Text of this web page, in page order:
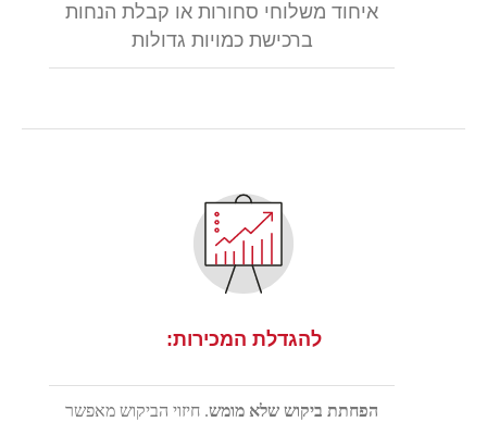
איחוד משלוחי סחורות או קבלת הנחות
ברכישת כמויות גדולות
להגדלת המכירות:
הפחתת ביקוש שלא מומש. חיזוי הביקוש מאפשר